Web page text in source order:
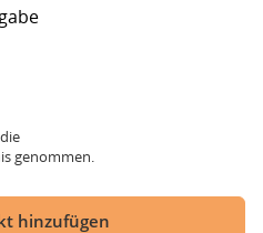
genommen.
hinzufügen